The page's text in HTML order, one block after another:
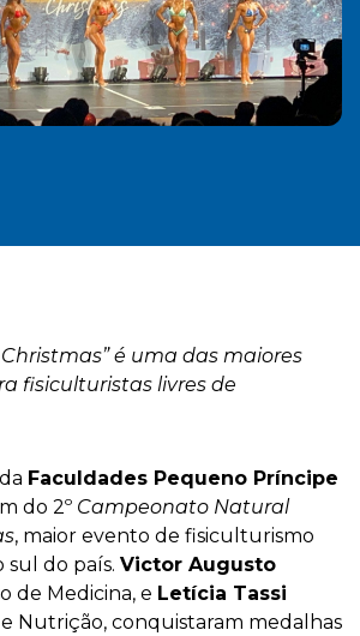
é uma das maiores
fisiculturistas livres de
Faculdades Pequeno Príncipe
do 2º Campeonato Natural
, maior evento de fisiculturismo
sul do país. Victor Augusto
de Medicina, e Letícia Tassi
Nutrição, conquistaram medalhas